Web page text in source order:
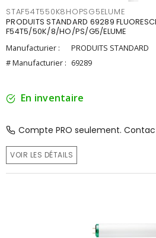
STAF54T550K8HOPSG5ELUME
PRODUITS STANDARD 69289
F54T5/50K/8/HO/PS/G5/ELUME
Manufacturier :
PRODUITS STANDARD
# Manufacturier : 69289
En inventaire
Compte PRO seulement.
VOIR LES DÉTAILS